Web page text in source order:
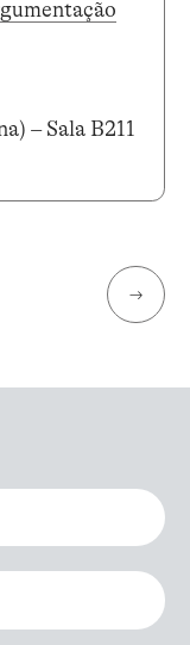
– Sala B211
→